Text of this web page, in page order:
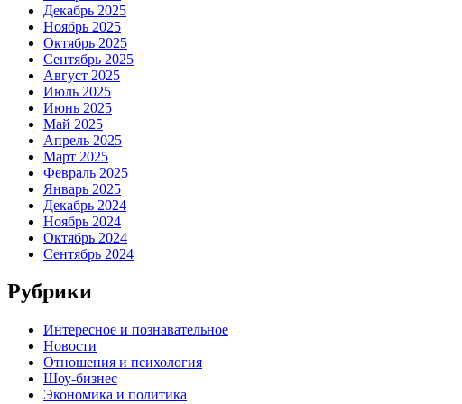
Декабрь 2025
Ноябрь 2025
Октябрь 2025
Сентябрь 2025
Август 2025
Июль 2025
Июнь 2025
Май 2025
Апрель 2025
Март 2025
Февраль 2025
Январь 2025
Декабрь 2024
Ноябрь 2024
Октябрь 2024
Сентябрь 2024
Рубрики
Интересное и познавательное
Новости
Отношения и психология
Шоу-бизнес
Экономика и политика